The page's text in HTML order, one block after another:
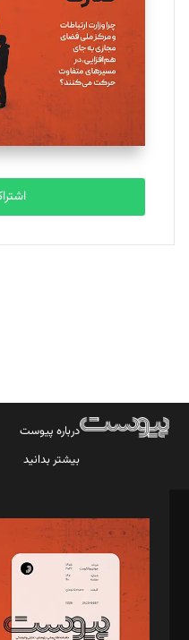
ملینا جعفری
تحریریه
مصطفی مسجدی
تحریریه
بابک نقاش
تحریریه
درباره پیوست
بیشتر بدانید
مدیر مسئول: محمدباقر اثنی‌عشری
سردبیر: مهرک محمودی
دبیر تحریریه: میثم قاسمی
د‌بیر ناداستان: سمانه سمیع
د‌بیر خدمت و تجارت: ابوالفضل